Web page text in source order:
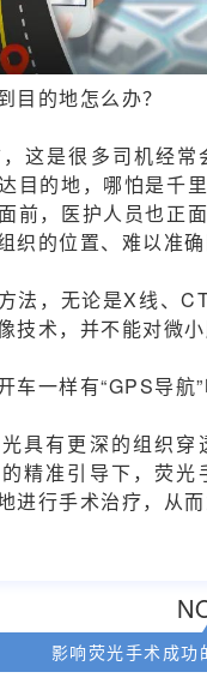
目的地怎么办？
这是很多司机经
目的地，哪怕是千
前，医护人员也正
织的位置、难以准
法，无论是X线、
技术，并不能对微
车一样有“GPS导航”
具有更深的组织
精准引导下，荧
进行手术治疗，从而
影响荧光手术成功